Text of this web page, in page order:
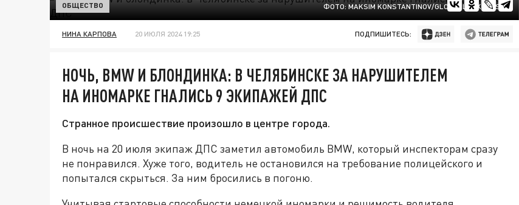
ФОТО: MAKSIM KONSTANTINOV/GLOBALLOOKPRESS.
ОБЩЕСТВО
НИНА КАРПОВА 20 ИЮЛЯ 2024 19:25 ПОДПИШИТЕСЬ:
НОЧЬ, BMW И БЛОНДИНКА: В ЧЕЛЯБИНСКЕ ЗА НАРУШИТЕЛЕМ
НА ИНОМАРКЕ ГНАЛИСЬ 9 ЭКИПАЖЕЙ ДПС
Странное происшествие произошло в центре города.
В ночь на 20 июля экипаж ДПС заметил автомобиль BMW, который инспекторам сразу
не понравился. Хуже того, водитель не остановился на требование полицейского и
попытался скрыться. За ним бросились в погоню.